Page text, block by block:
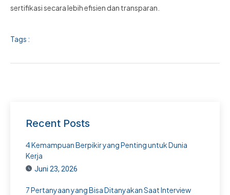
sertifikasi secara lebih efisien dan transparan.
Tags :
Recent Posts
4 Kemampuan Berpikir yang Penting untuk Dunia
Kerja
Juni 23, 2026
7 Pertanyaan yang Bisa Ditanyakan Saat Interview